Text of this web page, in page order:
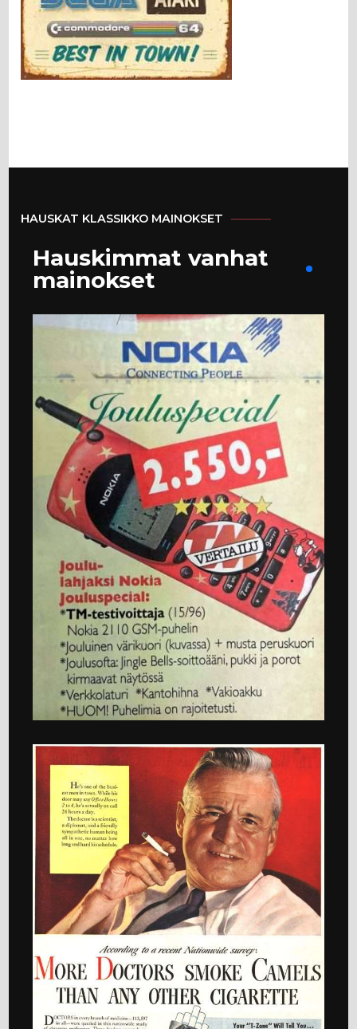
HAUSKAT KLASSIKKO MAINOKSET
Hauskimmat vanhat
mainokset